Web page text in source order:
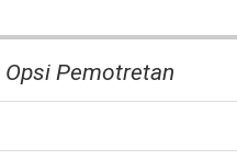
Opsi Pemotretan